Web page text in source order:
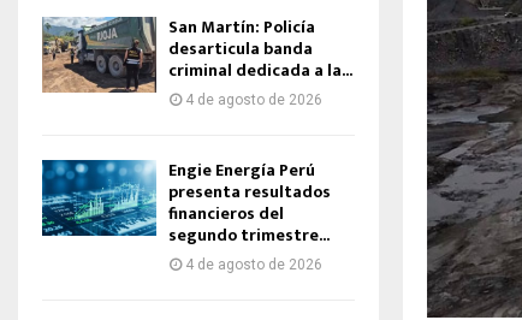
San Martín: Policía
desarticula banda
criminal dedicada a la...
4 de agosto de 2026
Engie Energía Perú
presenta resultados
financieros del
segundo trimestre...
4 de agosto de 2026